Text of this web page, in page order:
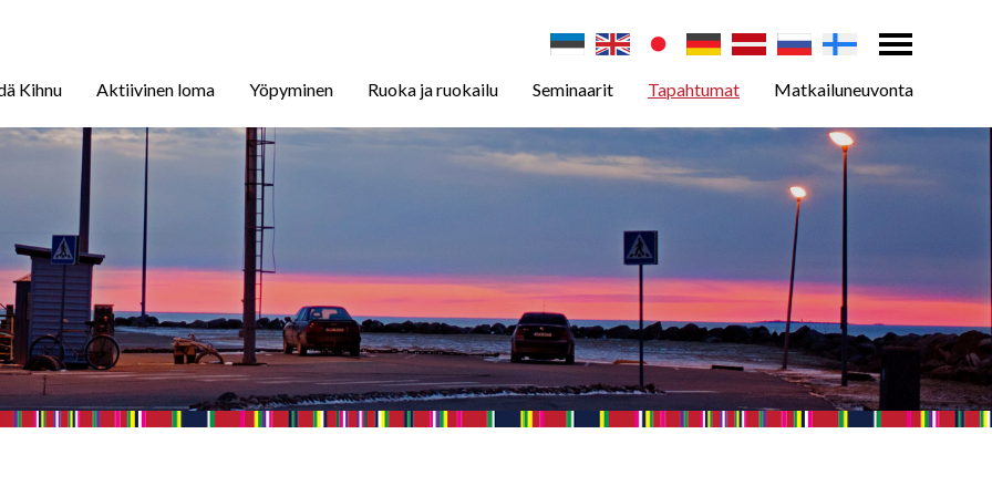
Kihnu Aktiivinen loma Yöpyminen Ruoka ja ruokailu Seminaarit Tapahtumat Matkailuneuvonta